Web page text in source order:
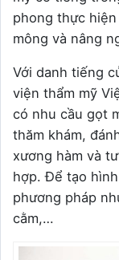
phong thực
mông và nâng
Với danh tiếng
viện thẩm mỹ
có nhu cầu gọt
thăm khám,
xương hàm và
hợp. Để tạo
phương pháp
cằm,…